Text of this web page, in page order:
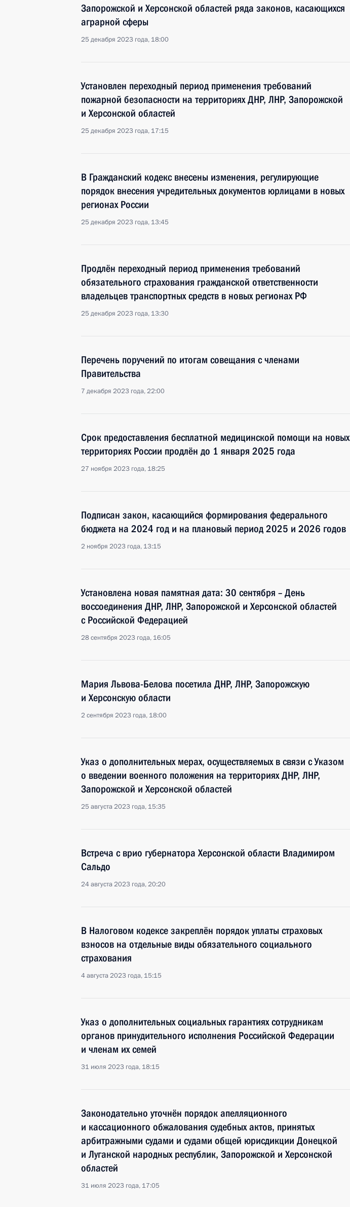
Запорожской и Херсонской областей ряда законов, касающихся
аграрной сферы
25 декабря 2023 года, 18:00
Установлен переходный период применения требований
пожарной безопасности на территориях ДНР, ЛНР, Запорожской
и Херсонской областей
25 декабря 2023 года, 17:15
В Гражданский кодекс внесены изменения, регулирующие
порядок внесения учредительных документов юрлицами в новых
регионах России
25 декабря 2023 года, 13:45
Продлён переходный период применения требований
обязательного страхования гражданской ответственности
владельцев транспортных средств в новых регионах РФ
25 декабря 2023 года, 13:30
Перечень поручений по итогам совещания с членами
Правительства
7 декабря 2023 года, 22:00
Срок предоставления бесплатной медицинской помощи на новых
территориях России продлён до 1 января 2025 года
27 ноября 2023 года, 18:25
Подписан закон, касающийся формирования федерального
бюджета на 2024 год и на плановый период 2025 и 2026 годов
2 ноября 2023 года, 13:15
Установлена новая памятная дата: 30 сентября – День
воссоединения ДНР, ЛНР, Запорожской и Херсонской областей
с Российской Федерацией
28 сентября 2023 года, 16:05
Мария Львова-Белова посетила ДНР, ЛНР, Запорожскую
и Херсонскую области
2 сентября 2023 года, 18:00
Указ о дополнительных мерах, осуществляемых в связи с Указом
о введении военного положения на территориях ДНР, ЛНР,
Запорожской и Херсонской областей
25 августа 2023 года, 15:35
Встреча с врио губернатора Херсонской области Владимиром
Сальдо
24 августа 2023 года, 20:20
В Налоговом кодексе закреплён порядок уплаты страховых
взносов на отдельные виды обязательного социального
страхования
4 августа 2023 года, 15:15
Указ о дополнительных социальных гарантиях сотрудникам
органов принудительного исполнения Российской Федерации
и членам их семей
31 июля 2023 года, 18:15
Законодательно уточнён порядок апелляционного
и кассационного обжалования судебных актов, принятых
арбитражными судами и судами общей юрисдикции Донецкой
и Луганской народных республик, Запорожской и Херсонской
областей
31 июля 2023 года, 17:05